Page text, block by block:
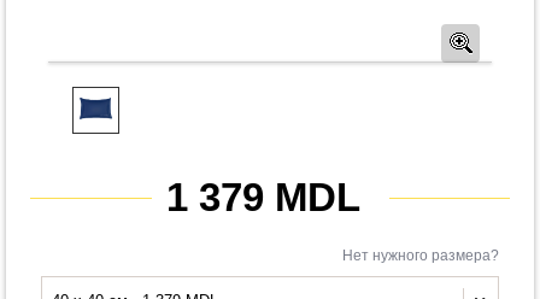
1 379 MDL
Нет нужного размера?